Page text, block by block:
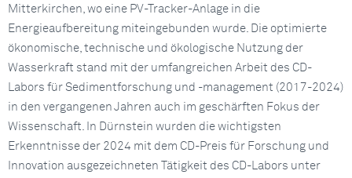
Mitterkirchen, wo eine PV-Tracker-Anlage in die
Energieaufbereitung miteingebunden wurde. Die optimierte
ökonomische, technische und ökologische Nutzung der
Wasserkraft stand mit der umfangreichen Arbeit des CD-
Labors für Sedimentforschung und -management (2017-2024)
in den vergangenen Jahren auch im geschärften Fokus der
Wissenschaft. In Dürnstein wurden die wichtigsten
Erkenntnisse der 2024 mit dem CD-Preis für Forschung und
Innovation ausgezeichneten Tätigkeit des CD-Labors unter